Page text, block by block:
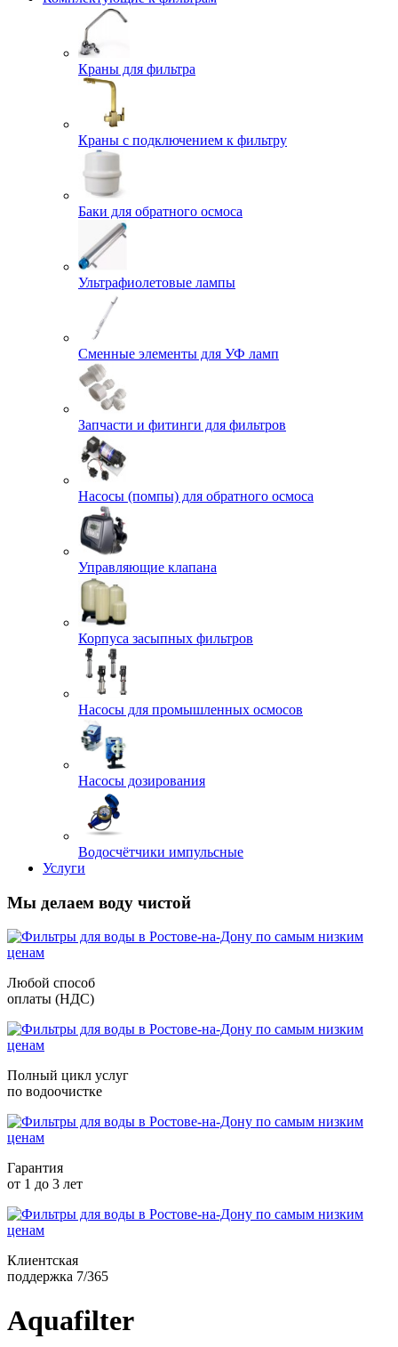
Краны для фильтра
Краны с подключением к фильтру
Баки для обратного осмоса
Ультрафиолетовые лампы
Сменные элементы для УФ ламп
Запчасти и фитинги для фильтров
Насосы (помпы) для обратного осмоса
Управляющие клапана
Корпуса засыпных фильтров
Насосы для промышленных осмосов
Насосы дозирования
Водосчётчики импульсные
Услуги
Мы делаем воду чистой
Любой способ
оплаты (НДС)
Полный цикл услуг
по водоочистке
Гарантия
от 1 до 3 лет
Клиентская
поддержка 7/365
Aquafilter